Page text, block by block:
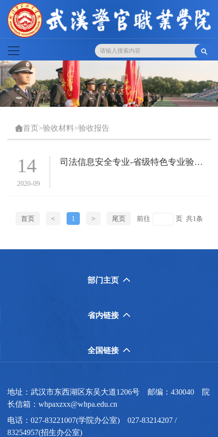

首页>验收材料>验收报告
14
2020-09
司法信息安全专业-省级特色专业验收
首页 < 1 > 尾页 前往 页 共1条
部门主页 
省内链接 
全国链接 
地址：武汉市东西湖区东吴大道1206号 邮编：430040 院
长信箱：whpaxzxx@whpa.edu.cn
电话：027-83221007(学院办公室) 027-83214207 /
83254957(招生办公室)